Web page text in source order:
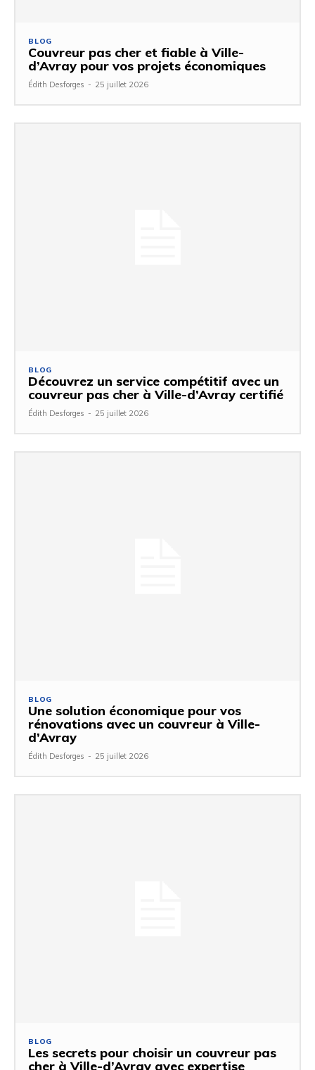
BLOG
Couvreur pas cher et fiable à Ville-
d’Avray pour vos projets économiques
Édith Desforges - 25 juillet 2026
BLOG
Découvrez un service compétitif avec un
couvreur pas cher à Ville-d’Avray certifié
Édith Desforges - 25 juillet 2026
BLOG
Une solution économique pour vos
rénovations avec un couvreur à Ville-
d’Avray
Édith Desforges - 25 juillet 2026
BLOG
Les secrets pour choisir un couvreur pas
cher à Ville-d’Avray avec expertise